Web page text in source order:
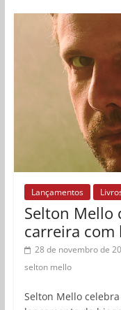
Lançamentos
Selton Mello
carreira com
28 de novembro de
selton mello
Selton Mello